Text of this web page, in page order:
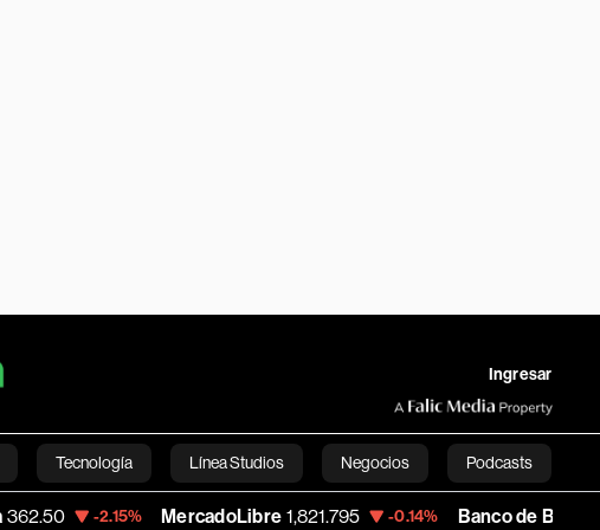
Ingresar
Tecnología Línea Studios Negocios Podcasts
Videos English
-2.15% MercadoLibre 1,821.795 -0.14% Banco de Bogota